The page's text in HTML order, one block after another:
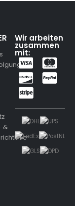
&
Wir arbeiten
zusammen
mit: